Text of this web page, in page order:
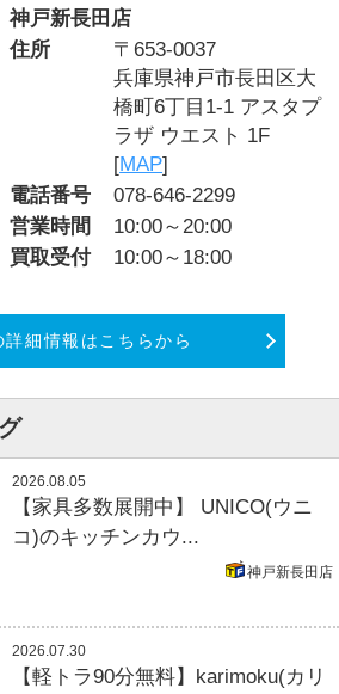
神戸新長田店
住所
〒653-0037
兵庫県神戸市長田区大
橋町6丁目1-1 アスタプ
ラザ ウエスト 1F
[MAP]
電話番号
078-646-2299
営業時間
10:00～20:00
買取受付
10:00～18:00
詳細情報はこちらから
2026.08.05
【家具多数展開中】 UNICO(ウニ
コ)のキッチンカウ...
神戸新長田店
2026.07.30
【軽トラ90分無料】karimoku(カリ